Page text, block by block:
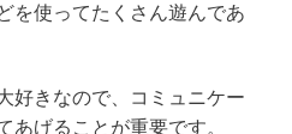
を使ってたくさん遊んであ
好きなので、コミュニケー
あげることが重要です。